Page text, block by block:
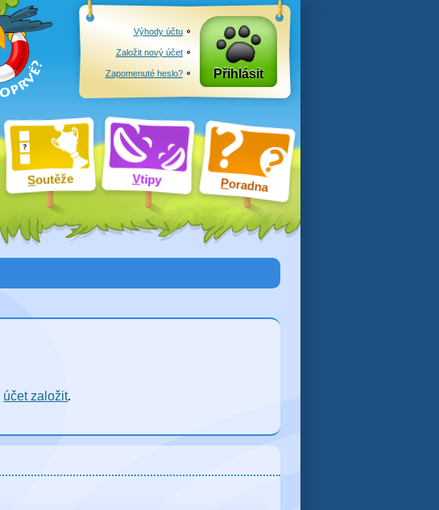
Soutěže Vtipy Poradna
Výhody účtu
Založit nový účet
Zapomenuté heslo? Přihlásit
účet založit.